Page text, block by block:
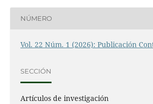
NÚMERO
Vol. 22 Núm. 1 (2026): Publicación
SECCIÓN
Artículos de investigación